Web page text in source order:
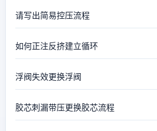
请写出简易控压流程
如何正注反挤建立循环
浮阀失效更换浮阀
胶芯刺漏带压更换胶芯流程